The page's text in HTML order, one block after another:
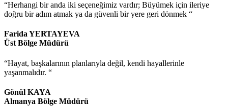
“Herhangi bir anda iki seçeneğimiz vardır; Büyümek için ileriye
doğru bir adım atmak ya da güvenli bir yere geri dönmek “
Farida YERTAYEVA
Üst Bölge Müdürü
“Hayat, başkalarının planlarıyla değil, kendi hayallerinle
yaşanmalıdır. “
Gönül KAYA
Almanya Bölge Müdürü